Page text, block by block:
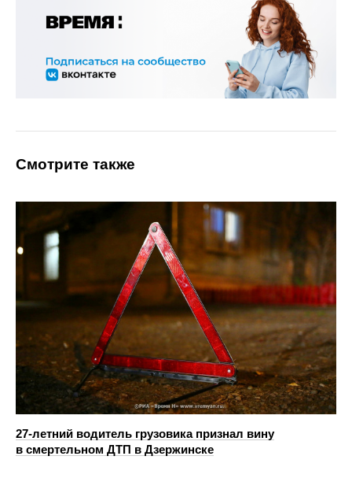
Смотрите также
27-летний водитель грузовика признал вину
в смертельном ДТП в Дзержинске